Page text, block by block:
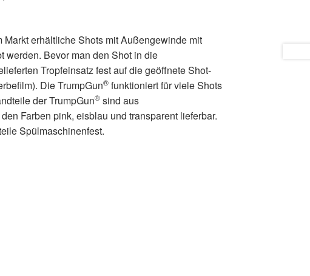
erhältliche Shots mit Außengewinde mit
werden. Bevor man den Shot in die
Tropfeinsatz fest auf die geöffnete Shot-
Die TrumpGun® funktioniert für viele Shots
der TrumpGun® sind aus
Farben pink, eisblau und transparent lieferbar.
Spülmaschinenfest.